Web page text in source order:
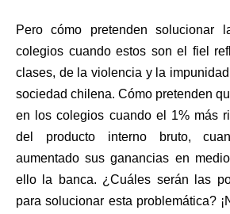
Pero cómo pretenden solucionar
colegios cuando estos son el fiel
clases, de la violencia y la
sociedad chilena. Cómo pretenden
en los colegios cuando el 1% más
del producto interno bruto,
aumentado sus ganancias en
ello la banca. ¿Cuáles serán las
para solucionar esta problemática?